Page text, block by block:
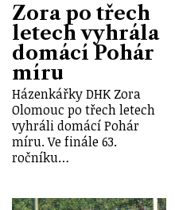
Zora po třech
letech vyhrála
domácí Pohár
míru
Házenkářky DHK Zora
Olomouc po třech letech
vyhráli domácí Pohár
míru. Ve finále 63.
ročníku…